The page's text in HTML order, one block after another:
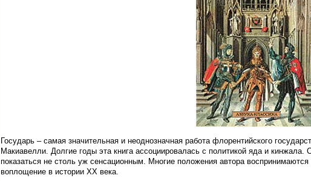
Государь – самая значительная и неоднозначная работа флорентийского
Макиавелли. Долгие годы эта книга ассоциировалась с политикой яда и
показаться не столь уж сенсационным. Многие положения автора
воплощение в истории XX века.